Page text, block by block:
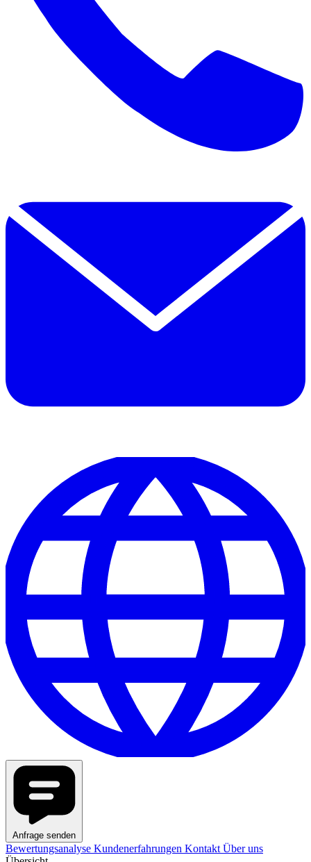
Anfrage senden
Bewertungsanalyse Kundenerfahrungen Kontakt Über uns